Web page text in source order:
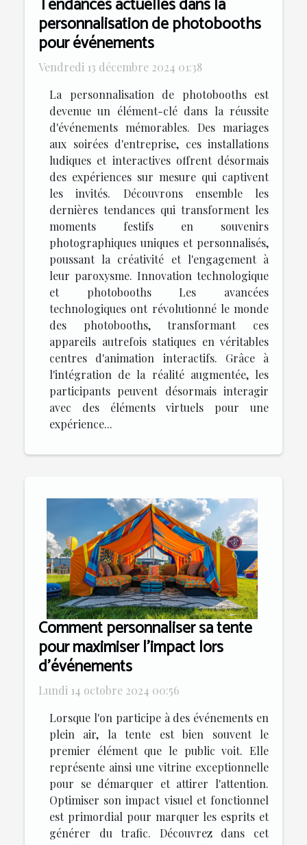
personnalisation de photobooths
pour événements
Vendredi 13 décembre 2024 01:38
La personnalisation de photobooths est
devenue un élément-clé dans la réussite
d'événements mémorables. Des mariages
aux soirées d'entreprise, ces installations
ludiques et interactives offrent désormais
des expériences sur mesure qui captivent
les invités. Découvrons ensemble les
dernières tendances qui transforment les
moments festifs en souvenirs
photographiques uniques et personnalisés,
poussant la créativité et l'engagement à
leur paroxysme. Innovation technologique
et photobooths Les avancées
technologiques ont révolutionné le monde
des photobooths, transformant ces
appareils autrefois statiques en véritables
centres d'animation interactifs. Grâce à
l'intégration de la réalité augmentée, les
participants peuvent désormais interagir
avec des éléments virtuels pour une
expérience...
Comment personnaliser sa tente
pour maximiser l'impact lors
d'événements
Lundi 14 octobre 2024 00:56
Lorsque l'on participe à des événements en
plein air, la tente est bien souvent le
premier élément que le public voit. Elle
représente ainsi une vitrine exceptionnelle
pour se démarquer et attirer l'attention.
Optimiser son impact visuel et fonctionnel
est primordial pour marquer les esprits et
générer du trafic. Découvrez dans cet